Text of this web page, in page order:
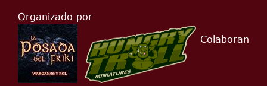
Organizado por
Colaboran